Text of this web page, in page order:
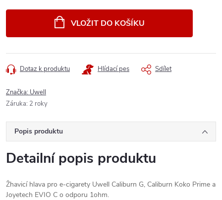
VLOŽIT DO KOŠÍKU
Dotaz k produktu Hlídací pes Sdílet
Značka: Uwell
Záruka: 2 roky
Popis produktu
Detailní popis produktu
Žhavicí hlava pro e-cigarety Uwell Caliburn G, Caliburn Koko Prime a
Joyetech EVIO C o odporu 1ohm.